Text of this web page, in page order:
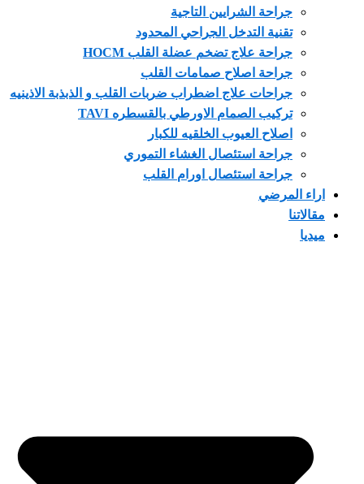
جراحة الشرايين التاجية
تقنية التدخل الجراحي المحدود
جراحة علاج تضخم عضلة القلب HOCM
جراحة اصلاح صمامات القلب
جراحات علاج اضطراب ضربات القلب و الذبذبة الاذينيه
تركيب الصمام الاورطي بالقسطره TAVI
اصلاح العيوب الخلقيه للكبار
جراحة استئصال الغشاء التموري
جراحة استئصال اورام القلب
المرضي